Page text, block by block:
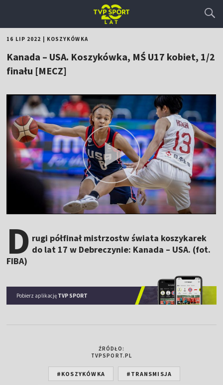
16 LIP 2022 KOSZYKÓWKA
Kanada – USA. Koszykówka, MŚ U17 kobiet, 1/2
finału [MECZ]
D rugi półfinał mistrzostw świata koszykarek
do lat 17 w Debreczynie: Kanada – USA. (fot.
FIBA)
Pobierz aplikację TVP SPORT
ŹRÓDŁO:
TVPSPORT.PL
#KOSZYKÓWKA #TRANSMISJA